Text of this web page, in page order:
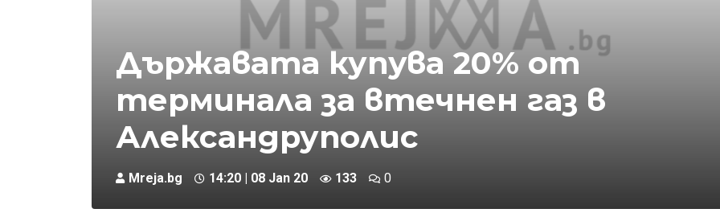
Държавата купува 20% от
терминала за втечнен газ в
Александруполис
Mreja.bg 14:20 | 08 Jan 20 133 0